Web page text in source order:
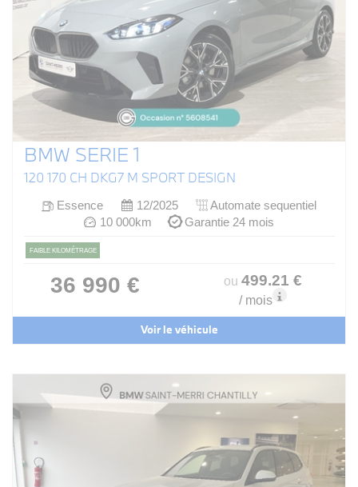
BMW SERIE 1
120 170 CH DKG7 M SPORT DESIGN
Essence 12/2025
Automate sequentiel
10 000km
Garantie 24 mois
FAIBLE KILOMÉTRAGE
36 990 € ou 499.21 €
/ mois
Voir le véhicule